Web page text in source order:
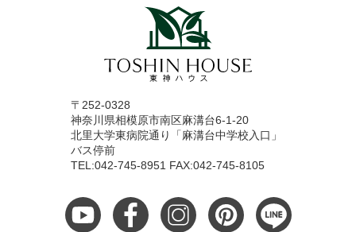
〒252-0328
神奈川県相模原市南区麻溝台6-1-20
北里大学東病院通り「麻溝台中学校入口」
バス停前
TEL:042-745-8951 FAX:042-745-8105